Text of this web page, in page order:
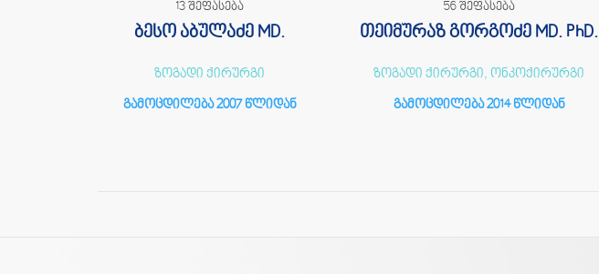
13 შეფასება
ბესო აბულაძე MD.
ზოგადი ქირურგი
გამოცდილება 2007 წლიდან
56 შეფასება
თეიმურაზ გორგოძე MD. PhD.
ზოგადი ქირურგი, ონკოქირურგი
გამოცდილება 2014 წლიდან